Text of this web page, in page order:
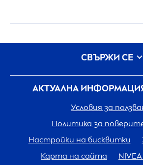
АКТУАЛНА
Условия за
Политика за
Настройки на бисквитки
Карта на сайта
NIVEA
СВЪРЖИ СЕ